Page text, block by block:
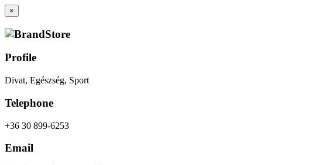
×
Profile
Divat, Egészség, Sport
Telephone
+36 30 899-6253
Email